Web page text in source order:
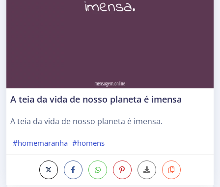
A teia da vida de nosso planeta é imensa
A teia da vida de nosso planeta é imensa.
#homemaranha #homens